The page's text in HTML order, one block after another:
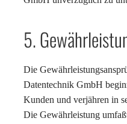
5.
Die
Datentechnik GmbH
Kunden und verjähren in
Die Gewährleistung